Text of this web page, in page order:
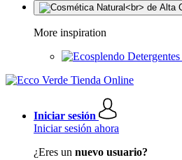
More inspiration
Iniciar sesión
Iniciar sesión ahora
¿Eres un nuevo usuario?